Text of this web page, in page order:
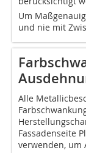
Um
und nie mit
Alle
Fassadenseite
verwenden, um